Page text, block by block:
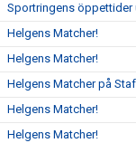
Sportringens öppettider
Helgens Matcher!
Helgens Matcher!
Helgens Matcher på
Helgens Matcher!
Helgens Matcher!